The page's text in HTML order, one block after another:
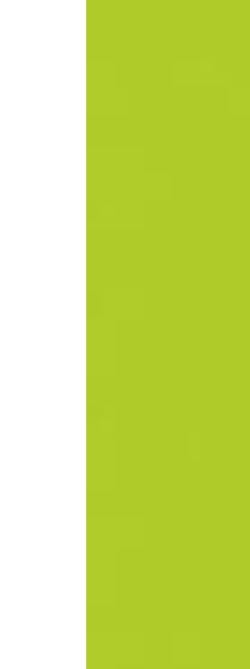
físicas
personas que
En este
colectiva se
diferentes
propia,
Un ministerio
A propósito de
sentirse
sé con certeza
del planeta,